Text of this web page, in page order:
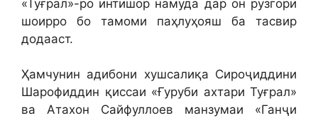
«Туғрал»-ро интишор намуда дар он рӯзгори
шоирро бо тамоми паҳлуҳояш ба тасвир
додааст.
Ҳамчунин адибони хушсалиқа Сироҷиддини
Шарофиддин қиссаи «Ғуруби ахтари Туғрал»
ва Атахон Сайфуллоев манзумаи «Ганҷи